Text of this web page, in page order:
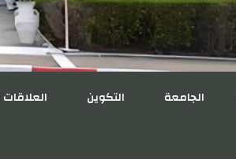
الجامعة التكوين العلاقات